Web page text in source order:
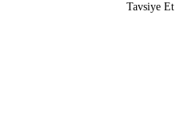
Tavsiye Et